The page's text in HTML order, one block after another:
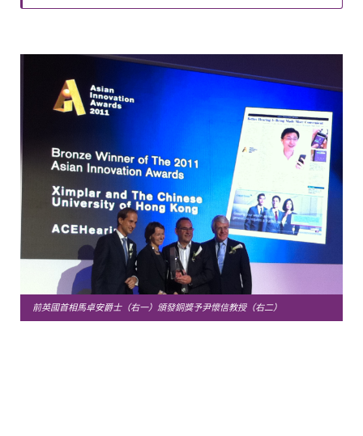
前英國首相馬卓安爵士（右一）頒發銅獎予尹懷信教授（右二）